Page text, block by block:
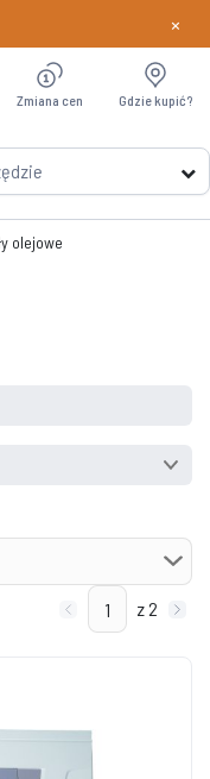
Dowiedz
×
Zmiana cen Gdzie kupić?
olejowe
z 2